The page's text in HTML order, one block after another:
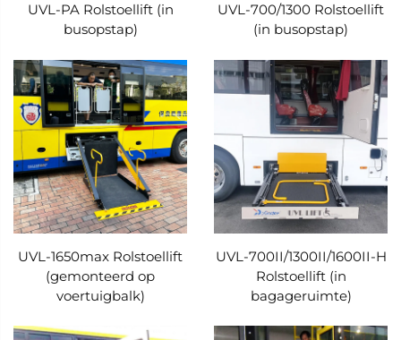
UVL-PA Rolstoellift (in
busopstap)
UVL-700/1300 Rolstoellift
(in busopstap)
UVL-1650max Rolstoellift
(gemonteerd op
voertuigbalk)
UVL-700II/1300II/1600II-H
Rolstoellift (in
bagageruimte)